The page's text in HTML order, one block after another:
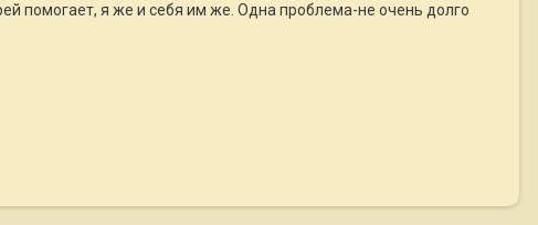
помогает, я же и себя им же. Одна проблема-не очень долго